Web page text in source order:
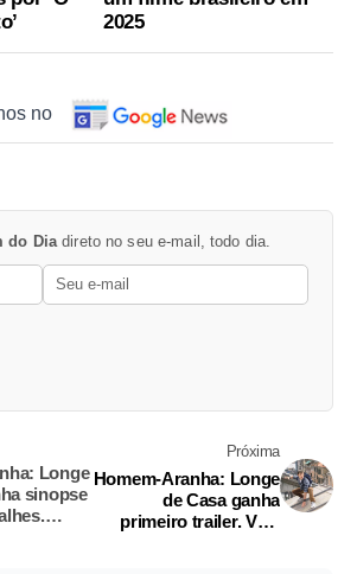
2025
no
do Diadireto no seu e-mail, todo dia.
Longe
sinopse
Próxima
Homem-Aranha: Longe
de Casa ganha
primeiro trailer. Vem